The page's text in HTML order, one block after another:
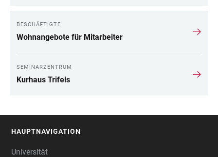
BESCHÄFTIGTE
Wohnangebote für Mitarbeiter
SEMINARZENTRUM
Kurhaus Trifels
HAUPTNAVIGATION
Universität